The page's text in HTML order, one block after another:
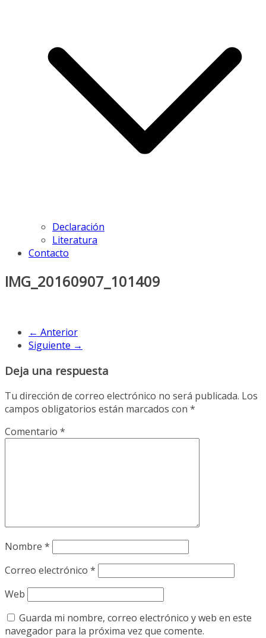
Declaración
Literatura
Contacto
IMG_20160907_101409
← Anterior
Siguiente →
Deja una respuesta
Tu dirección de correo electrónico no será publicada. Los
campos obligatorios están marcados con *
Comentario *
Nombre *
Correo electrónico *
Web
Guarda mi nombre, correo electrónico y web en este
navegador para la próxima vez que comente.